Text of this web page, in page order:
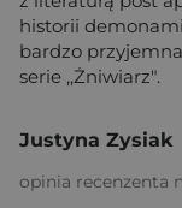
historii
bardzo
serie ,,Żniwiarz".
Justyna Zysiak
opinia recenzenta